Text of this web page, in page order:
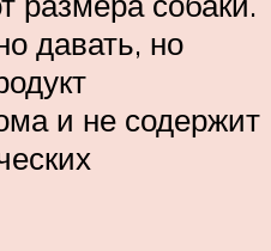
давать, но
и не содержит